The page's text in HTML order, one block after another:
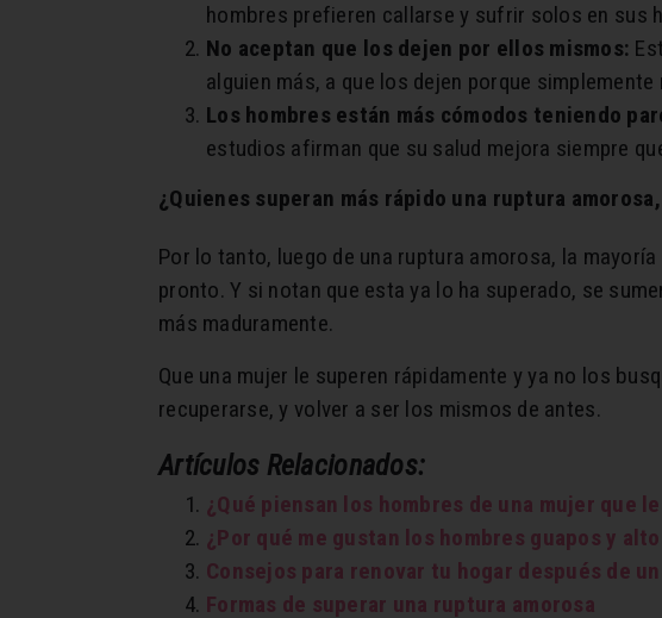
hombres prefieren callarse y sufrir solos en sus
No aceptan que los dejen por ellos mismos:
alguien más, a que los dejen porque simplemente
Los hombres están más cómodos teniendo
estudios afirman que su salud mejora siempre
¿Quienes superan más rápido una ruptura
Por lo tanto, luego de una ruptura amorosa, la
pronto. Y si notan que esta ya lo ha superado, se
más maduramente.
Que una mujer le superen rápidamente y ya no los
recuperarse, y volver a ser los mismos de antes.
Artículos Relacionados:
¿Qué piensan los hombres de una mujer que
¿Por qué me gustan los hombres guapos y
Consejos para renovar tu hogar después de
Formas de superar una ruptura amorosa